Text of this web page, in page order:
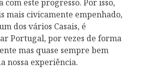
com este progresso. Por isso,
mais civicamente empenhado,
dos vários Casais, é
Portugal, por vezes de forma
mas quase sempre bem
nossa experiência.